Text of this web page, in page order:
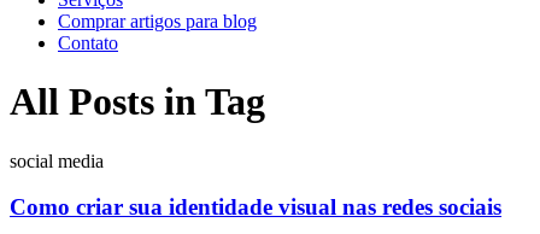
Comprar artigos para blog
Contato
All Posts in Tag
social media
Como criar sua identidade visual nas redes sociais